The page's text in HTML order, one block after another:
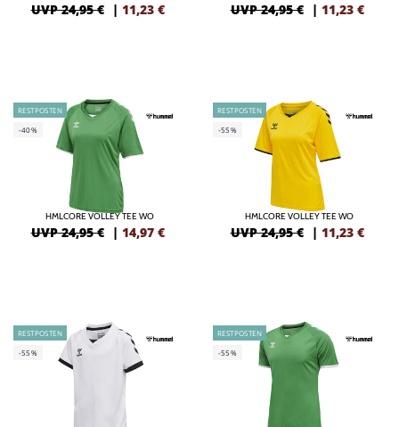
UVP 24,95 € | 11,23 € UVP 24,95 € | 11,23 €
RESTPOSTEN
-40%
HMLCORE VOLLEY TEE WO
UVP 24,95 € | 14,97 €
RESTPOSTEN
-55%
HMLCORE VOLLEY TEE WO
UVP 24,95 € | 11,23 €
RESTPOSTEN
-55%
RESTPOSTEN
-55%